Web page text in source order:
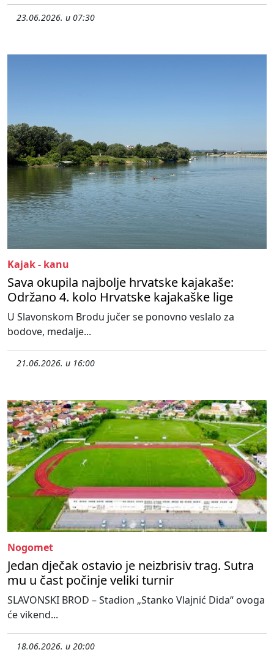
23.06.2026. u 07:30
Kajak - kanu
Sava okupila najbolje hrvatske kajakaše:
Održano 4. kolo Hrvatske kajakaške lige
U Slavonskom Brodu jučer se ponovno veslalo za
bodove, medalje...
21.06.2026. u 16:00
Nogomet
Jedan dječak ostavio je neizbrisiv trag. Sutra
mu u čast počinje veliki turnir
SLAVONSKI BROD – Stadion „Stanko Vlajnić Dida“ ovoga
će vikend...
18.06.2026. u 20:00